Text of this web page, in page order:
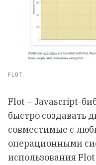
FLOT
Flot − Javascript-
быстро создавать
совместимые с
операционными
использования